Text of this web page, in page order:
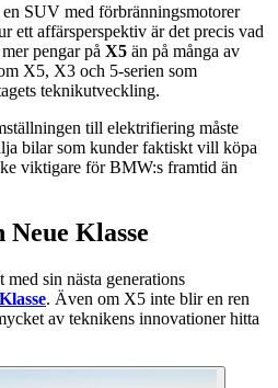
SUV med förbränningsmotorer
ett affärsperspektiv är det precis vad
pengar på X5 än på många av
X5, X3 och 5-serien som
teknikutveckling.
till elektrifiering måste
bilar som kunder faktiskt vill köpa
viktigare för BMW:s framtid än
Klasse
sin nästa generations
. Även om X5 inte blir en ren
av teknikens innovationer hitta